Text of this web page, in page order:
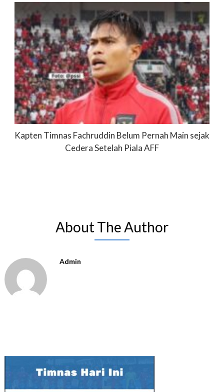
Kapten Timnas Fachruddin Belum Pernah Main sejak
Cedera Setelah Piala AFF
About The Author
Admin